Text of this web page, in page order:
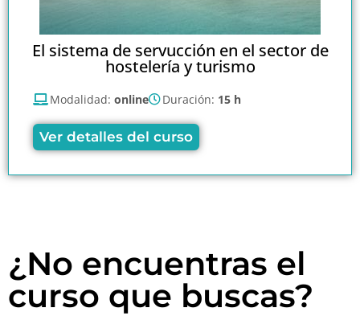
El sistema de servucción en el sector de
hostelería y turismo
Modalidad: online Duración: 15 h
Ver detalles del curso
¿No encuentras el
curso que buscas?